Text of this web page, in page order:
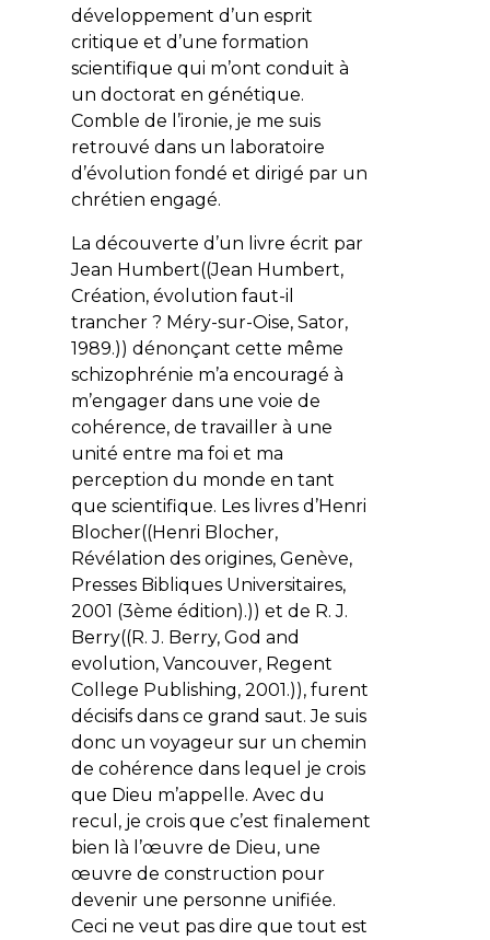
développement d’un esprit
critique et d’une formation
scientifique qui m’ont conduit à
un doctorat en génétique.
Comble de l’ironie, je me suis
retrouvé dans un laboratoire
d’évolution fondé et dirigé par un
chrétien engagé.
La découverte d’un livre écrit par
Jean Humbert((Jean Humbert,
Création, évolution faut-il
trancher ? Méry-sur-Oise, Sator,
1989.)) dénonçant cette même
schizophrénie m’a encouragé à
m’engager dans une voie de
cohérence, de travailler à une
unité entre ma foi et ma
perception du monde en tant
que scientifique. Les livres d’Henri
Blocher((Henri Blocher,
Révélation des origines, Genève,
Presses Bibliques Universitaires,
2001 (3ème édition).)) et de R. J.
Berry((R. J. Berry, God and
evolution, Vancouver, Regent
College Publishing, 2001.)), furent
décisifs dans ce grand saut. Je suis
donc un voyageur sur un chemin
de cohérence dans lequel je crois
que Dieu m’appelle. Avec du
recul, je crois que c’est finalement
bien là l’œuvre de Dieu, une
œuvre de construction pour
devenir une personne unifiée.
Ceci ne veut pas dire que tout est